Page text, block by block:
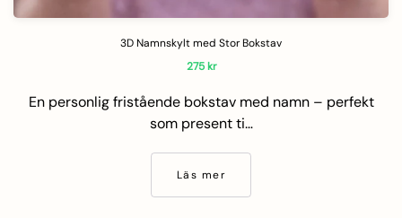
3D Namnskylt med Stor Bokstav
275kr
En personlig fristående bokstav med namn – perfekt
som present ti…
Läs mer